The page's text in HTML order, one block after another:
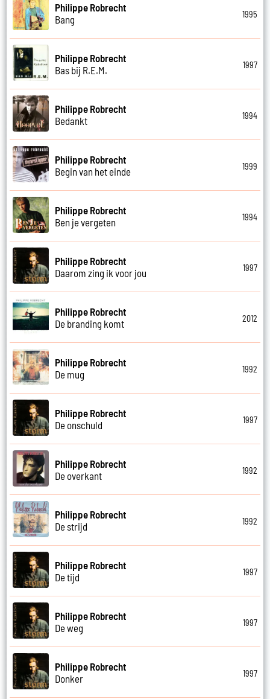
Philippe Robrecht
Bang
1995
Philippe Robrecht
Bas bij R.E.M.
1997
Philippe Robrecht
Bedankt
1994
Philippe Robrecht
Begin van het einde
1999
Philippe Robrecht
Ben je vergeten
1994
Philippe Robrecht
Daarom zing ik voor jou
1997
Philippe Robrecht
De branding komt
2012
Philippe Robrecht
De mug
1992
Philippe Robrecht
De onschuld
1997
Philippe Robrecht
De overkant
1992
Philippe Robrecht
De strijd
1992
Philippe Robrecht
De tijd
1997
Philippe Robrecht
De weg
1997
Philippe Robrecht
Donker
1997